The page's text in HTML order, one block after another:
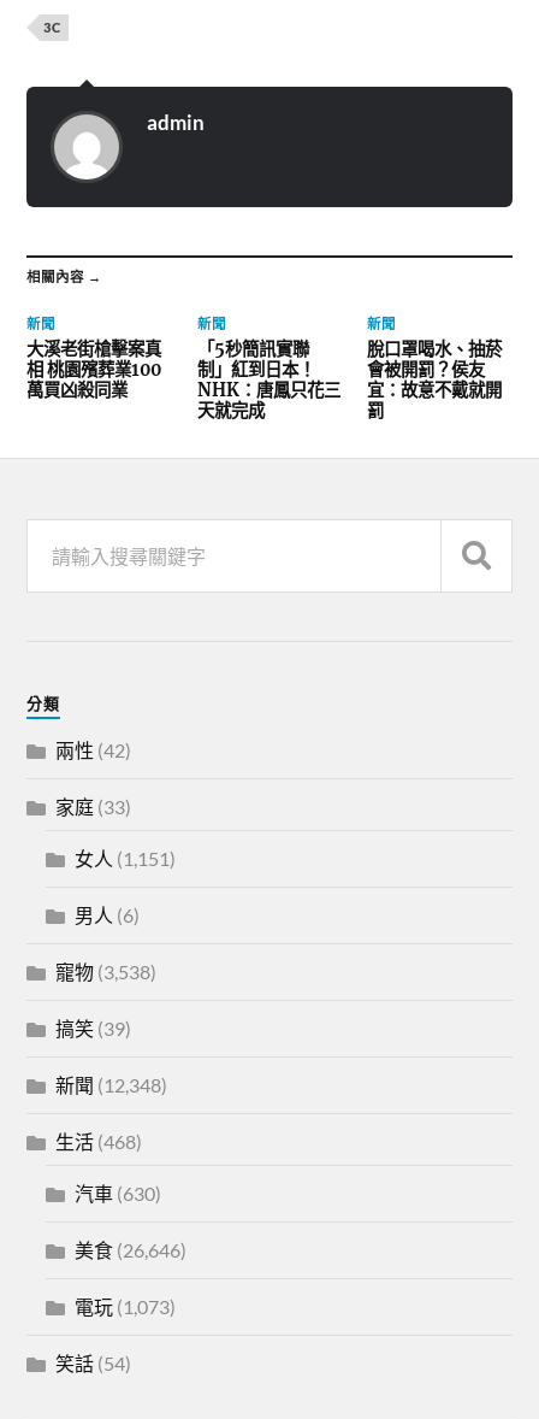
3C
admin
相關內容 →
新聞
大溪老街槍擊案真
相 桃園殯葬業100
萬買凶殺同業
新聞
「5秒簡訊實聯
制」紅到日本！
NHK：唐鳳只花三
天就完成
新聞
脫口罩喝水、抽菸
會被開罰？侯友
宜：故意不戴就開
罰
分類
兩性 (42)
家庭 (33)
女人 (1,151)
男人 (6)
寵物 (3,538)
搞笑 (39)
新聞 (12,348)
生活 (468)
汽車 (630)
美食 (26,646)
電玩 (1,073)
笑話 (54)